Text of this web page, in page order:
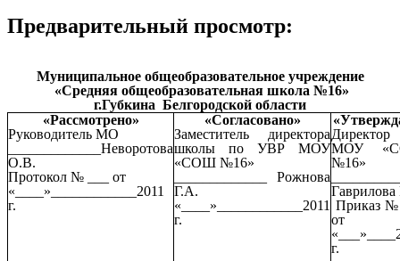
Предварительный просмотр:
Муниципальное общеобразовательное учреждение
«Средняя общеобразовательная школа №16»
г.Губкина Белгородской области
«Рассмотрено»
Руководитель МО
_____________Неворотова
О.В.
Протокол № ___ от
«____»____________2011
г.
«Согласовано»
Заместитель директора
школы по УВР МОУ
«СОШ №16»
_____________ Рожнова
Г.А.
«____»____________2011
г.
Директор
МОУ
№16»
Приказ №
от
г.